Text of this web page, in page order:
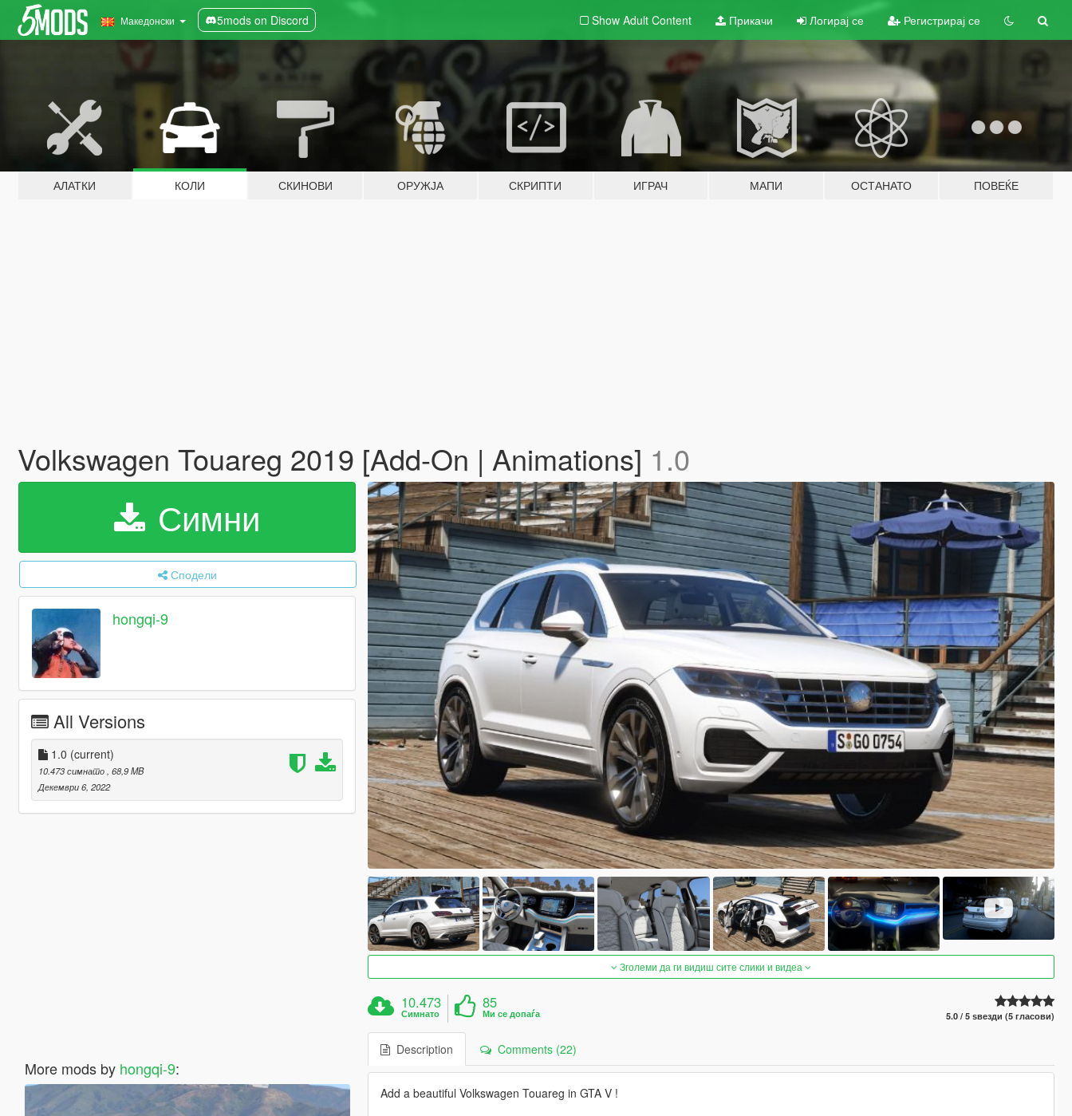
Македонски 5mods on Discord Show Adult Content Прикачи Логирај се Регистрирај се
АЛАТКИ КОЛИ СКИНОВИ ОРУЖЈА СКРИПТИ ИГРАЧ МАПИ ОСТАНАТО ПОВЕЌЕ
Volkswagen Touareg 2019 [Add-On | Animations] 1.0
Симни
Сподели
hongqi-9
All Versions
1.0 (current)
10.473 симнато , 68,9 MB
Декември 6, 2022
More mods by hongqi-9:
Зголеми да ги видиш сите слики и видеа
10.473
Симнато
85
Ми се допаѓа 5.0 / 5 ѕвезди (5 гласови)
Description Comments (22)
Add a beautiful Volkswagen Touareg in GTA V !